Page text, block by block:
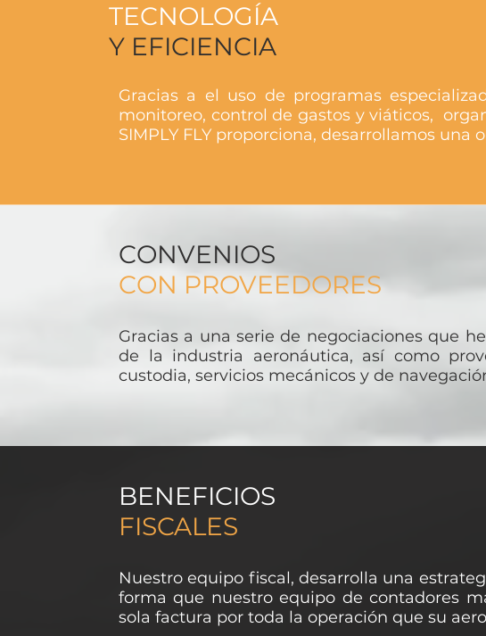
TECNOLOGÍA
Y EFICIENCIA
Gracias a el uso de programas
monitoreo, control de gastos y viáticos,
SIMPLY FLY proporciona, desarrollamos una
CONVENIOS
CON PROVEEDORES
Gracias a una serie de negociaciones que
de la industria aeronáutica, así como
custodia, servicios mecánicos y de
BENEFICIOS
FISCALES
Nuestro equipo fiscal, desarrolla una
forma que nuestro equipo de contadores
sola factura por toda la operación que su